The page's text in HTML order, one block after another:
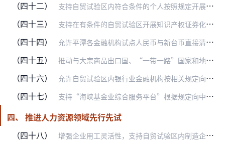
（四十二） 支持自贸试验区内符合条件的个人按照规定开展境外证券投资。（负责部门：证监会、人民银行）
（四十三） 支持在有条件的自贸试验区开展知识产权证券化试点。（负责部门：证监会、知识产权局）
（四十四） 允许平潭各金融机构试点人民币与新台币直接清算，允许境外机构境内外汇账户办理定期存款业务。（负责部门：人民银行、外汇局，适用范围：福建自贸试验区）
（四十五） 推动与大宗商品出口国、“一带一路”国家和地区在油品等大宗商品贸易中使用人民币计价、结算，引导银行业金融机构根据“谁进口、谁付汇”原则办理油品贸易的跨境支付业务，…
（四十六） 允许自贸试验区内银行业金融机构按相关规定向台湾地区金融同业跨境拆出短期人民币资金。（负责部门：人民银行，适用范围：福建自贸试验区）
（四十七） 支持“海峡基金业综合服务平台”根据规定向中国证券投资基金业协会申请登记，开展私募投资基金服务业务。支持符合条件的台资保险机构在自贸试验区内设立保险营业机构。（负…
四、 推进人力资源领域先行先试
（四十八）
增强企业用工灵活性，支持自贸试验区内制造企业生产高峰时节与劳动者签订以完成一定工作任务为期限的劳动合同、短期固定期限劳动合同；允许劳务派遣员工从事企业研发中心研…